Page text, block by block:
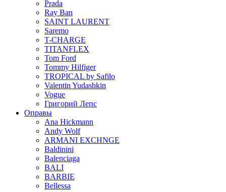
Prada
Ray Ban
SAINT LAURENT
Saremo
T-CHARGE
TITANFLEX
Tom Ford
Tommy Hilfiger
TROPICAL by Safilo
Valentin Yudashkin
Vogue
Григорий Лепс
Оправы
Ana Hickmann
Andy Wolf
ARMANI EXCHNGE
Baldinini
Balenciaga
BALI
BARBIE
Bellessa